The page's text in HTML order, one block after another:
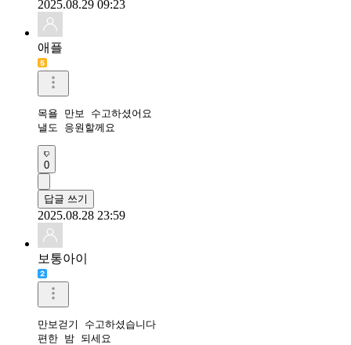
2025.08.29 09:23
애플
목욜 만보 수고하셨어요
낼도 응원할께요
0
답글 쓰기
2025.08.28 23:59
보통아이
만보걷기 수고하셨습니다
편한 밤 되세요